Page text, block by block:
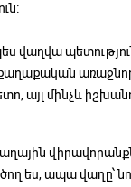
վաղվա
այլ մինչև
ես, ապա վաղը՝